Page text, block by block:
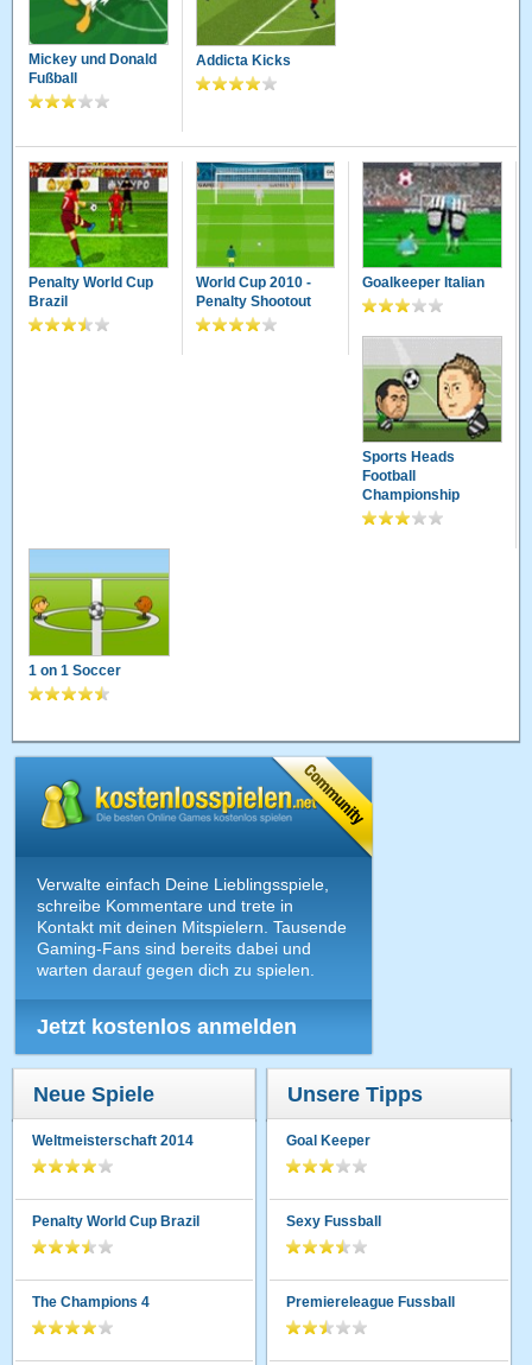
Mickey und Donald
Fußball
Addicta Kicks
Penalty World Cup
Brazil
World Cup 2010 -
Penalty Shootout
Goalkeeper Italian
Sports Heads
Football
Championship
1 on 1 Soccer
Verwalte einfach Deine Lieblingsspiele,
schreibe Kommentare und trete in
Kontakt mit deinen Mitspielern. Tausende
Gaming-Fans sind bereits dabei und
warten darauf gegen dich zu spielen.
Jetzt kostenlos anmelden
Neue Spiele
Weltmeisterschaft 2014
Penalty World Cup Brazil
The Champions 4
Unsere Tipps
Goal Keeper
Sexy Fussball
Premiereleague Fussball